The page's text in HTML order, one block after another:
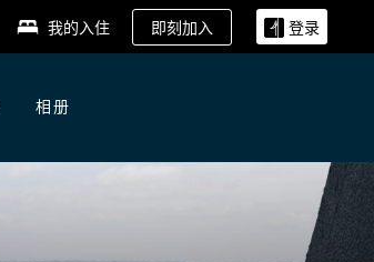
我的入住 即刻加入 登录
相册